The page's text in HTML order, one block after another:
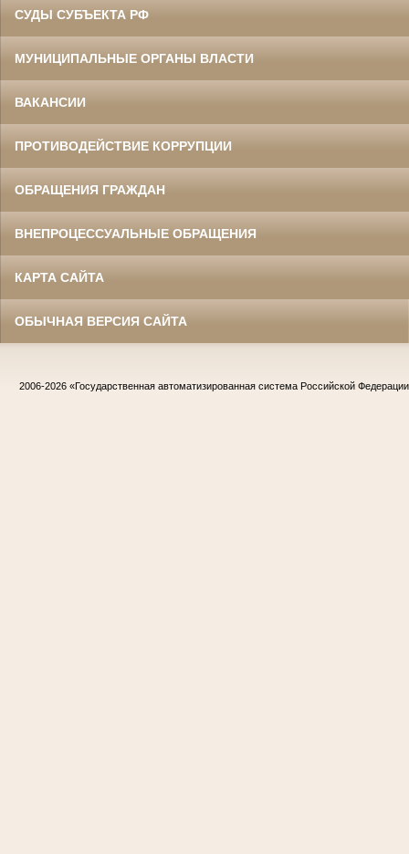
СУДЫ СУБЪЕКТА РФ
МУНИЦИПАЛЬНЫЕ ОРГАНЫ ВЛАСТИ
ВАКАНСИИ
ПРОТИВОДЕЙСТВИЕ КОРРУПЦИИ
ОБРАЩЕНИЯ ГРАЖДАН
ВНЕПРОЦЕССУАЛЬНЫЕ ОБРАЩЕНИЯ
КАРТА САЙТА
ОБЫЧНАЯ ВЕРСИЯ САЙТА
2006-2026 «Государственная автоматизированная система Российской